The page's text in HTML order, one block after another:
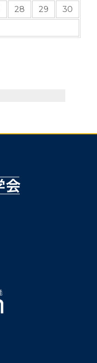
28 29
30